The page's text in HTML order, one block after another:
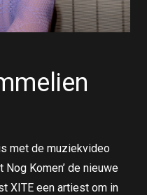
met de muziekvideo
Komen’ de nieuwe
XITE een artiest om in